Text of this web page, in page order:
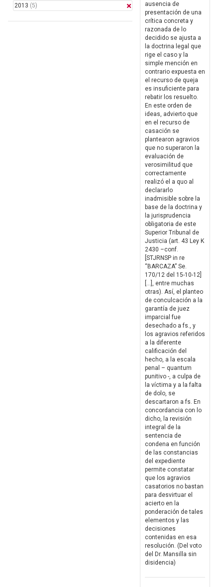
2013 (5)
ausencia de
presentación de una
crítica concreta y
razonada de lo
decidido se ajusta a
la doctrina legal que
rige el caso y la
simple mención en
contrario expuesta en
el recurso de queja
es insuficiente para
rebatir los resuelto.
En este orden de
ideas, advierto que
en el recurso de
casación se
plantearon agravios
que no superaron la
evaluación de
verosimilitud que
correctamente
realizó el a quo al
declararlo
inadmisible sobre la
base de la doctrina y
la jurisprudencia
obligatoria de este
Superior Tribunal de
Justicia (art. 43 Ley K
2430 –conf.
[STJRNSP in re
“BARCAZA” Se.
170/12 del 15-10-12]
[…], entre muchas
otras). Así, el planteo
de conculcación a la
garantía de juez
imparcial fue
desechado a fs., y
los agravios referidos
a la diferente
calificación del
hecho, a la escala
penal – quantum
punitivo -, a culpa de
la víctima y a la falta
de dolo, se
descartaron a fs. En
concordancia con lo
dicho, la revisión
integral de la
sentencia de
condena en función
de las constancias
del expediente
permite constatar
que los agravios
casatorios no bastan
para desvirtuar el
acierto en la
ponderación de tales
elementos y las
decisiones
contenidas en esa
resolución. (Del voto
del Dr. Mansilla sin
disidencia)